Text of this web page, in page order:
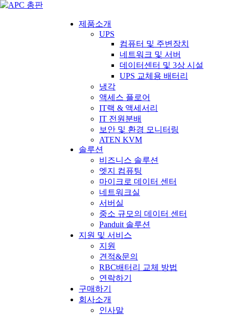
제품소개
UPS
컴퓨터 및 주변장치
네트워크 및 서버
데이터센터 및 3상 시설
UPS 교체용 배터리
냉각
액세스 플로어
IT랙 & 액세서리
IT 전원분배
보안 및 환경 모니터링
ATEN KVM
솔루션
비즈니스 솔루션
엣지 컴퓨팅
마이크로 데이터 센터
네트워크실
서버실
중소 규모의 데이터 센터
Panduit 솔루션
지원 및 서비스
지원
견적&문의
RBC배터리 교체 방법
연락하기
구매하기
회사소개
인사말